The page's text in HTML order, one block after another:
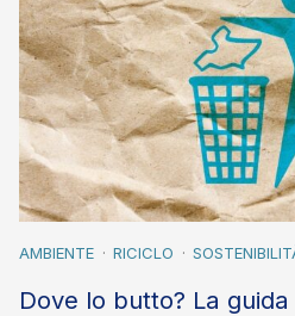
AMBIENTE RICICLO
Dove lo butto? La